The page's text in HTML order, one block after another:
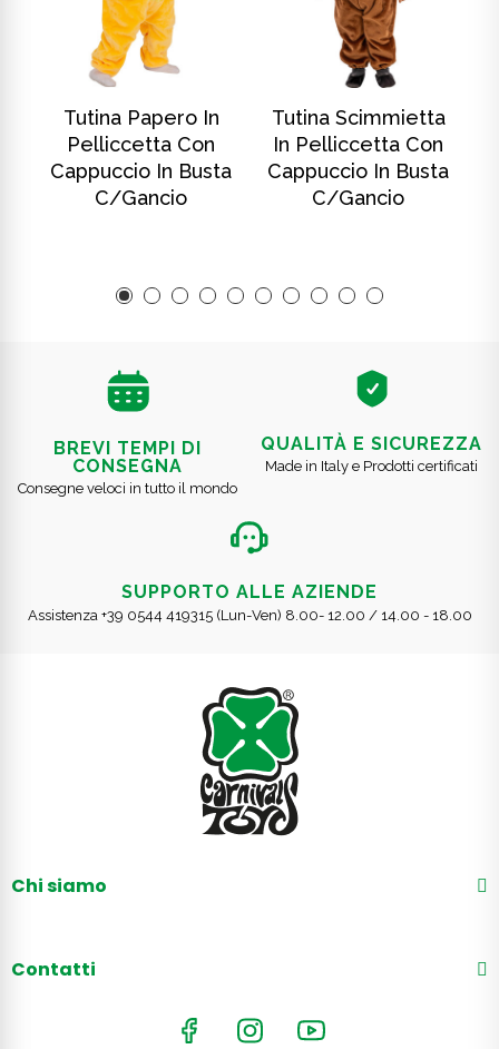
Tutina Papero In
Pelliccetta Con
Cappuccio In Busta
C/gancio
Tutina Scimmietta
In Pelliccetta Con
Cappuccio In Busta
C/gancio
BREVI TEMPI DI
CONSEGNA
Consegne veloci in tutto il mondo
QUALITÀ E SICUREZZA
Made in Italy e Prodotti certificati
SUPPORTO ALLE AZIENDE
Assistenza +39 0544 419315 (Lun-Ven) 8.00- 12.00 / 14.00 - 18.00
Chi siamo
Contatti